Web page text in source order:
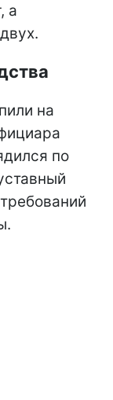
а
на
по